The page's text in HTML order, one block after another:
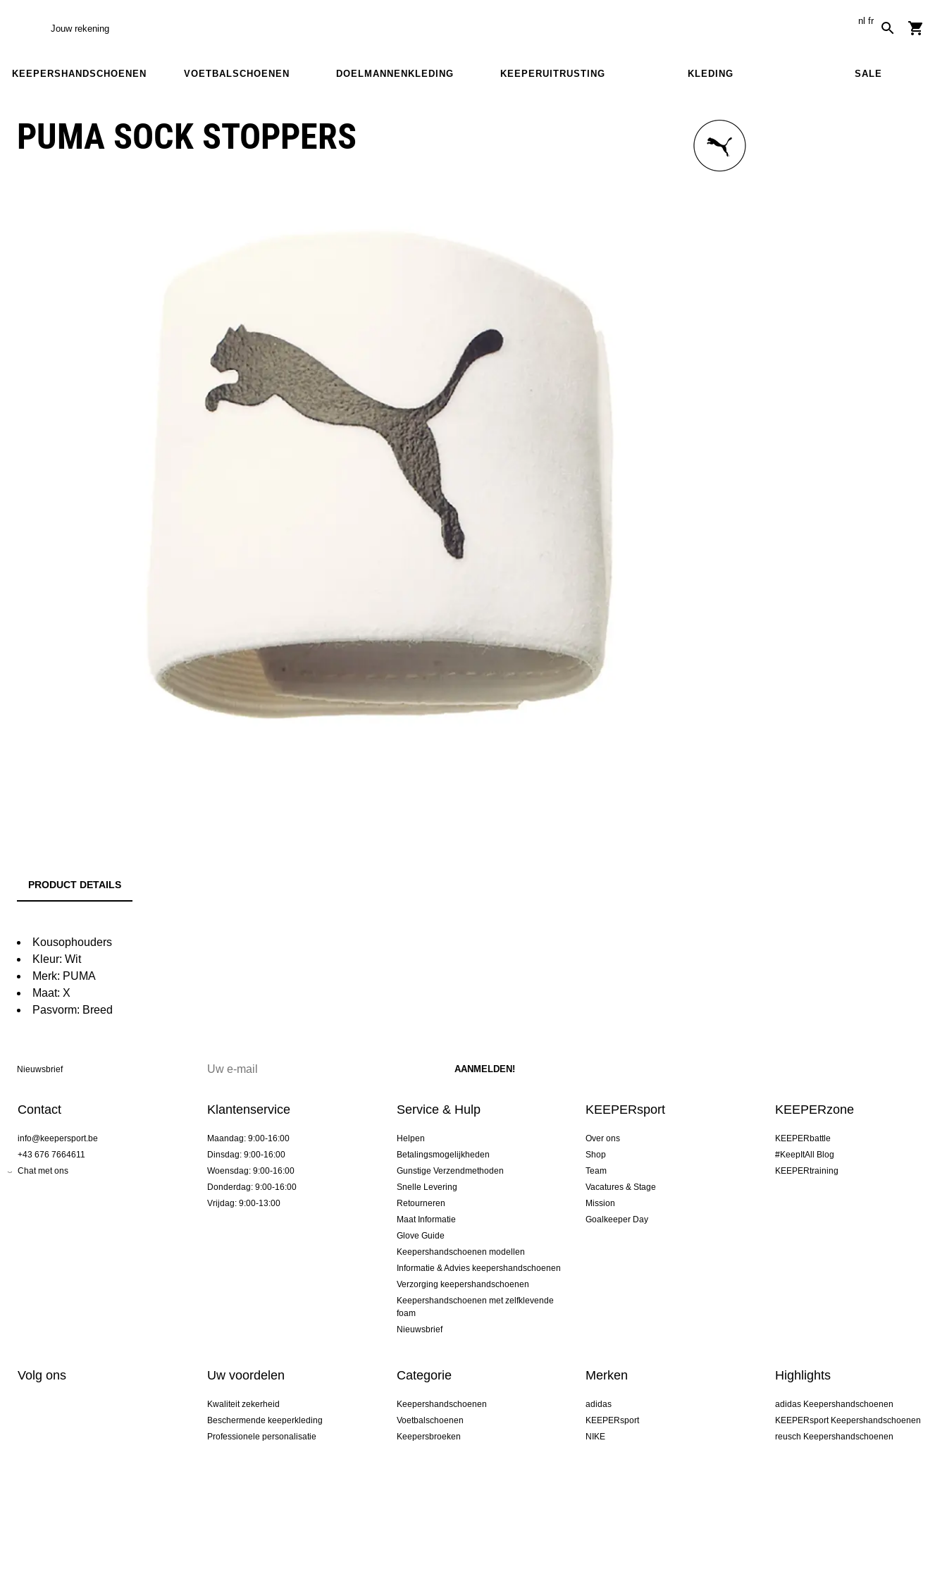
Jouw rekening
nl fr
KEEPERSHANDSCHOENEN VOETBALSCHOENEN DOELMANNENKLEDING KEEPERUITRUSTING KLEDING SALE
PUMA SOCK STOPPERS
PRODUCT DETAILS
Kousophouders
Kleur: Wit
Merk: PUMA
Maat: X
Pasvorm: Breed
Nieuwsbrief
Contact
info@keepersport.be
+43 676 7664611
Chat met ons
Klantenservice
Maandag: 9:00-16:00
Dinsdag: 9:00-16:00
Woensdag: 9:00-16:00
Donderdag: 9:00-16:00
Vrijdag: 9:00-13:00
Service & Hulp
Helpen
Betalingsmogelijkheden
Gunstige Verzendmethoden
Snelle Levering
Retourneren
Maat Informatie
Glove Guide
Keepershandschoenen modellen
Informatie & Advies keepershandschoenen
Verzorging keepershandschoenen
Keepershandschoenen met zelfklevende
foam
Nieuwsbrief
KEEPERsport
Over ons
Shop
Team
Vacatures & Stage
Mission
Goalkeeper Day
KEEPERzone
KEEPERbattle
#KeepItAll Blog
KEEPERtraining
Volg ons Uw voordelen
Kwaliteit zekerheid
Beschermende keeperkleding
Professionele personalisatie
Categorie
Keepershandschoenen
Voetbalschoenen
Keepersbroeken
Merken
adidas
KEEPERsport
NIKE
Highlights
adidas Keepershandschoenen
KEEPERsport Keepershandschoenen
reusch Keepershandschoenen